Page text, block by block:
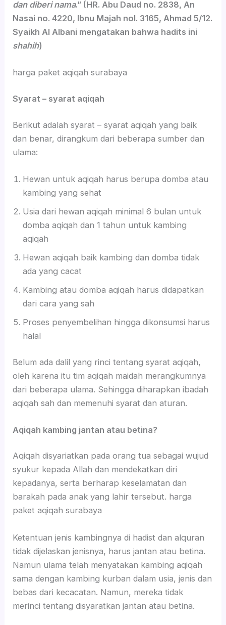
dan diberi nama.” (HR. Abu Daud no. 2838, An
Nasai no. 4220, Ibnu Majah nol. 3165, Ahmad 5/12.
Syaikh Al Albani mengatakan bahwa hadits ini
shahih)
harga paket aqiqah surabaya
Syarat – syarat aqiqah
Berikut adalah syarat – syarat aqiqah yang baik
dan benar, dirangkum dari beberapa sumber dan
ulama:
Hewan untuk aqiqah harus berupa domba atau
kambing yang sehat
Usia dari hewan aqiqah minimal 6 bulan untuk
domba aqiqah dan 1 tahun untuk kambing
aqiqah
Hewan aqiqah baik kambing dan domba tidak
ada yang cacat
Kambing atau domba aqiqah harus didapatkan
dari cara yang sah
Proses penyembelihan hingga dikonsumsi harus
halal
Belum ada dalil yang rinci tentang syarat aqiqah,
oleh karena itu tim aqiqah maidah merangkumnya
dari beberapa ulama. Sehingga diharapkan ibadah
aqiqah sah dan memenuhi syarat dan aturan.
Aqiqah kambing jantan atau betina?
Aqiqah disyariatkan pada orang tua sebagai wujud
syukur kepada Allah dan mendekatkan diri
kepadanya, serta berharap keselamatan dan
barakah pada anak yang lahir tersebut. harga
paket aqiqah surabaya
Ketentuan jenis kambingnya di hadist dan alquran
tidak dijelaskan jenisnya, harus jantan atau betina.
Namun ulama telah menyatakan kambing aqiqah
sama dengan kambing kurban dalam usia, jenis dan
bebas dari kecacatan. Namun, mereka tidak
merinci tentang disyaratkan jantan atau betina.